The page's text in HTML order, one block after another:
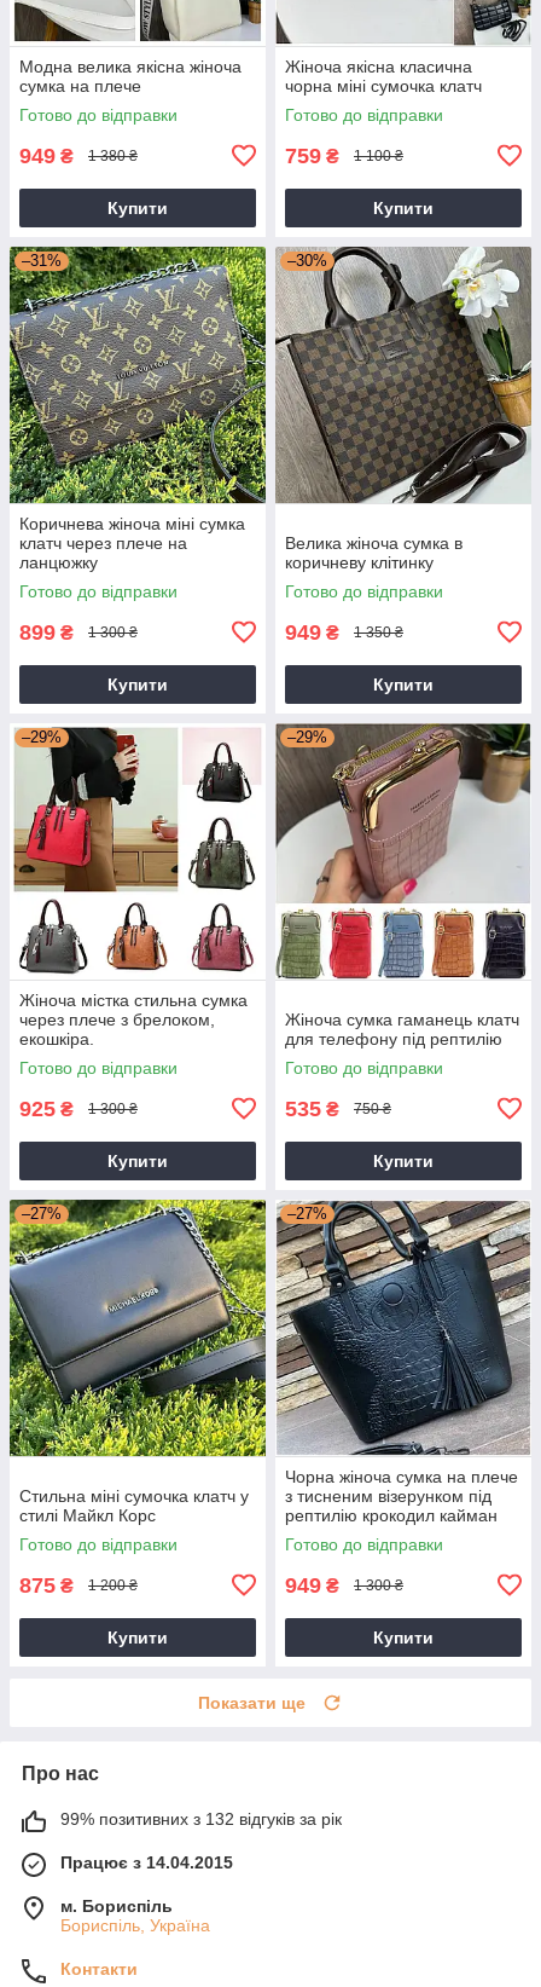
Модна велика якісна жіноча
сумка на плече
Готово до відправки
949 ₴ 1 380 ₴
Купити
Жіноча якісна класична
чорна міні сумочка клатч
Готово до відправки
759 ₴ 1 100 ₴
Купити
–31%
Коричнева жіноча міні сумка
клатч через плече на
ланцюжку
Готово до відправки
899 ₴ 1 300 ₴
Купити
–30%
Велика жіноча сумка в
коричневу клітинку
Готово до відправки
949 ₴ 1 350 ₴
Купити
–29%
Жіноча містка стильна сумка
через плече з брелоком,
екошкіра.
Готово до відправки
925 ₴ 1 300 ₴
Купити
–29%
Жіноча сумка гаманець клатч
для телефону під рептилію
Готово до відправки
535 ₴ 750 ₴
Купити
–27%
Стильна міні сумочка клатч у
стилі Майкл Корс
Готово до відправки
875 ₴ 1 200 ₴
Купити
–27%
Чорна жіноча сумка на плече
з тисненим візерунком під
рептилію крокодил кайман
Готово до відправки
949 ₴ 1 300 ₴
Купити
Показати ще
Про нас
99% позитивних з 132 відгуків за рік
Працює з 14.04.2015
м. Бориспіль
Бориспіль, Україна
Контакти